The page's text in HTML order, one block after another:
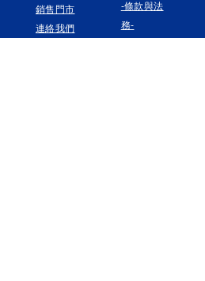
銷售門市
連絡我們
-條款與法
務-